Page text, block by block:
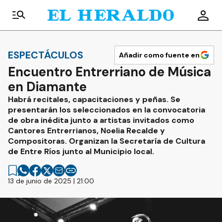
ESPECTÁCULOS Añadir como fuente en
Encuentro Entrerriano de Música
en Diamante
Habrá recitales, capacitaciones y peñas. Se
presentarán los seleccionados en la convocatoria
de obra inédita junto a artistas invitados como
Cantores Entrerrianos, Noelia Recalde y
Compositoras. Organizan la Secretaría de Cultura
de Entre Ríos junto al Municipio local.
13 de junio de 2025 | 21:00